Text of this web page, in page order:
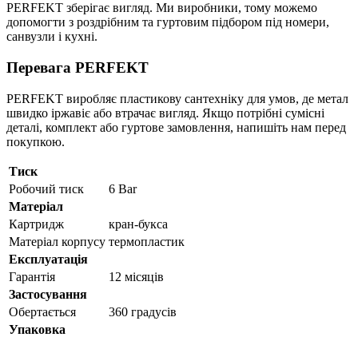
PERFEKT зберігає вигляд. Ми виробники, тому можемо
допомогти з роздрібним та гуртовим підбором під номери,
санвузли і кухні.
Перевага PERFEKT
PERFEKT виробляє пластикову сантехніку для умов, де метал
швидко іржавіє або втрачає вигляд. Якщо потрібні сумісні
деталі, комплект або гуртове замовлення, напишіть нам перед
покупкою.
Тиск
Робочий тиск
6 Bar
Матеріал
Картридж
кран-букса
Матеріал корпусу термопластик
Експлуатація
Гарантія
12 місяців
Застосування
Обертається
360 градусів
Упаковка